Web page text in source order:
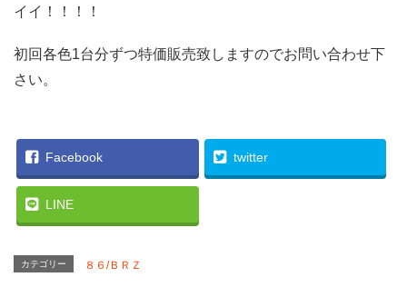
イイ！！！！
初回各色1台分ずつ特価販売致しますのでお問い合わせ下
さい。
Facebook twitter
LINE
カテゴリー ８６/ＢＲＺ